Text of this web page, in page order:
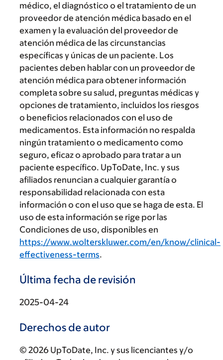
médico, el diagnóstico o el tratamiento de un
proveedor de atención médica basado en el
examen y la evaluación del proveedor de
atención médica de las circunstancias
específicas y únicas de un paciente. Los
pacientes deben hablar con un proveedor de
atención médica para obtener información
completa sobre su salud, preguntas médicas y
opciones de tratamiento, incluidos los riesgos
o beneficios relacionados con el uso de
medicamentos. Esta información no respalda
ningún tratamiento o medicamento como
seguro, eficaz o aprobado para tratar a un
paciente específico. UpToDate, Inc. y sus
afiliados renuncian a cualquier garantía o
responsabilidad relacionada con esta
información o con el uso que se haga de esta. El
uso de esta información se rige por las
Condiciones de uso, disponibles en
https://www.wolterskluwer.com/en/know/clinical-
effectiveness-terms.
Última fecha de revisión
2025-04-24
Derechos de autor
© 2026 UpToDate, Inc. y sus licenciantes y/o